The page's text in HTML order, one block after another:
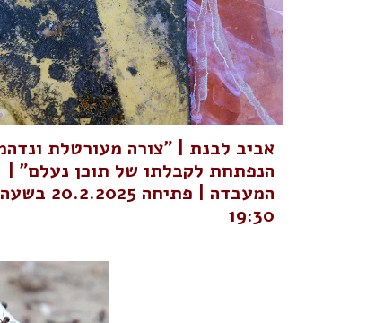
אביב לבנת | "צורה מעורטלת
הנפתחת לקבלתו של תוכן נעלם" |
המעבדה | פתיחה 20.2.2025 בשעה
19:30